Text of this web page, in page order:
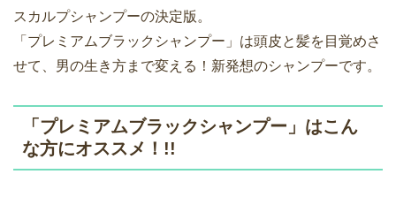
スカルプシャンプーの決定版。
「プレミアムブラックシャンプー」は頭皮と髪を目覚めさ
せて、男の生き方まで変える！新発想のシャンプーです。
「プレミアムブラックシャンプー」はこん
な方にオススメ！!!